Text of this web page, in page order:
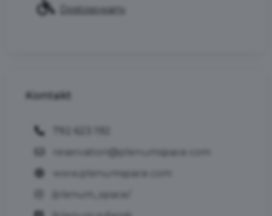
Dostosowany
Kontakt
reservation@plenumspace.com
www.plenumspace.com
/plenum_space/